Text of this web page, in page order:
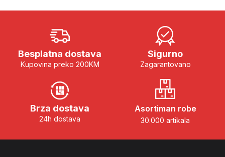
Besplatna dostava
Kupovina preko 200KM
Sigurno
Zagarantovano
Brza dostava
24h dostava
Asortiman robe
30.000 artikala